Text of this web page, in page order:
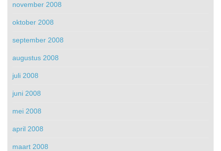
november 2008
oktober 2008
september 2008
augustus 2008
juli 2008
juni 2008
mei 2008
april 2008
maart 2008